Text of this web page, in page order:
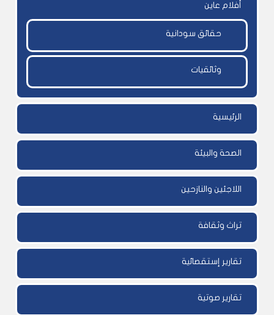
أفلام عاين
حقائق سودانية
وثائقيات
الرئيسية
الصحة والبيئة
اللاجئين والنازحين
تراث وثقافة
تقارير إستقصائية
تقارير صوتية